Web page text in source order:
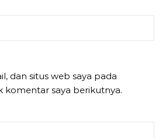
dan situs web saya pada
komentar saya berikutnya.